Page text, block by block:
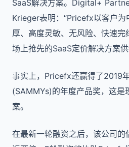
SaaS解决方案。Digital+
Krieger表明：“Pricefx以客户为
厚、高度灵敏、无风险、快速
场上抢先的SaaS定价解决方案
事实上，Pricefx还赢得了2019
(SAMMYs)的年度产品奖，这是
案。
在最新一轮融资之后，该公司的